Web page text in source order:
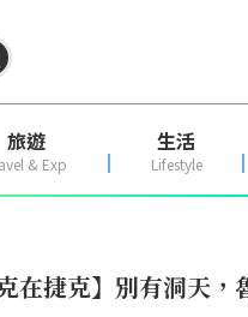
旅遊
& Exp
生活
Lifestyle
在捷克】別有洞天，